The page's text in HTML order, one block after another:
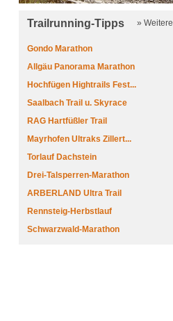
Trailrunning-Tipps » Weitere
Gondo Marathon
Allgäu Panorama Marathon
Hochfügen Hightrails Fest...
Saalbach Trail u. Skyrace
RAG Hartfüßler Trail
Mayrhofen Ultraks Zillert...
Torlauf Dachstein
Drei-Talsperren-Marathon
ARBERLAND Ultra Trail
Rennsteig-Herbstlauf
Schwarzwald-Marathon